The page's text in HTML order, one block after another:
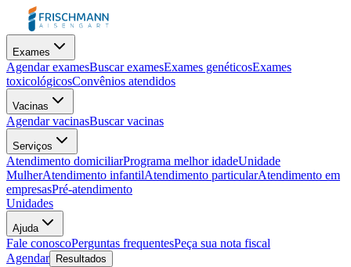
Exames
Agendar examesBuscar examesExames genéticosExames
toxicológicosConvênios atendidos
Vacinas
Agendar vacinasBuscar vacinas
Serviços
Atendimento domiciliarPrograma melhor idadeUnidade
MulherAtendimento infantilAtendimento particularAtendimento em
empresasPré-atendimento
Unidades
Ajuda
Fale conoscoPerguntas frequentesPeça sua nota fiscal
Agendar
Resultados